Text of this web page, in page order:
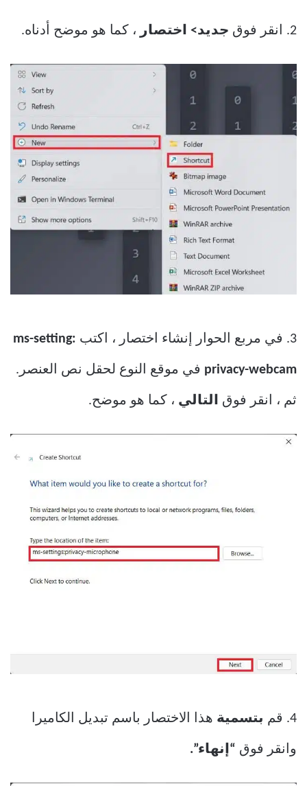
2. انقر فوق جديد> اختصار ، كما هو موضح أدناه.
3. في مربع الحوار إنشاء اختصار ، اكتب ms-setting:
privacy-webcam في موقع النوع لحقل نص العنصر.
ثم ، انقر فوق التالي ، كما هو موضح.
4. قم بتسمية هذا الاختصار باسم تبديل الكاميرا
وانقر فوق “إنهاء”.